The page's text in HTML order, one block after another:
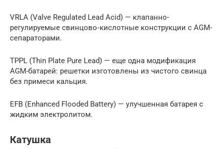
VRLA (Valve Regulated Lead Acid) — клапанно-
регулируемые свинцово‑кислотные конструкции с AGM-
сепараторами.
TPPL (Thin Plate Pure Lead) — еще одна модификация
AGM-батарей: решетки изготовлены из чистого свинца
без примеси кальция.
EFB (Enhanced Flooded Battery) — улучшенная батарея с
жидким электролитом.
Катушка